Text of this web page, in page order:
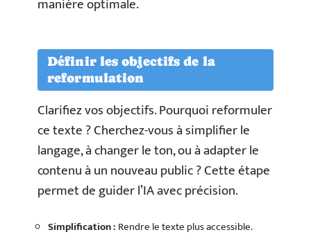
Définir les objectifs de la
reformulation
Clarifiez vos objectifs. Pourquoi reformuler
ce texte ? Cherchez-vous à simplifier le
langage, à changer le ton, ou à adapter le
contenu à un nouveau public ? Cette étape
permet de guider l’IA avec précision.
Simplification : Rendre le texte plus accessible.